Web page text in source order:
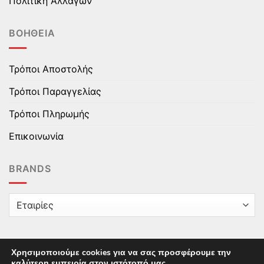
ΒΟΉΘΕΙΑ
Τρόποι Αποστολής
Τρόποι Παραγγελίας
Τρόποι Πληρωμής
Επικοινωνία
BRANDS
Χρησιμοποιούμε cookies για να σας προσφέρουμε την